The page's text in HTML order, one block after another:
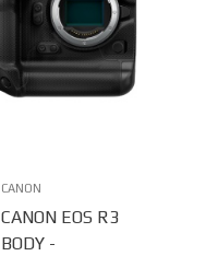
CANON
CANON EOS R3
BODY -